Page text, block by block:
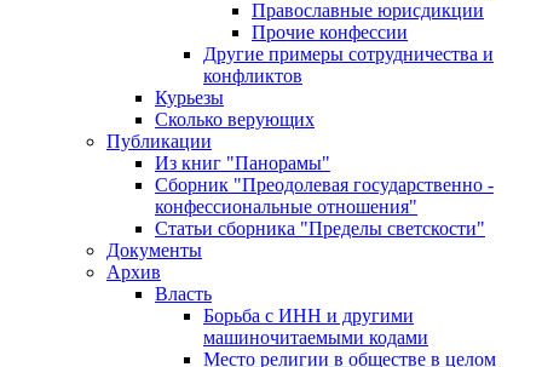
Православные юрисдикции
Прочие конфессии
Другие примеры сотрудничества и
конфликтов
Курьезы
Сколько верующих
Публикации
Из книг "Панорамы"
Сборник "Преодолевая государственно -
конфессиональные отношения"
Статьи сборника "Пределы светскости"
Документы
Архив
Власть
Борьба с ИНН и другими
машиночитаемыми кодами
Место религии в обществе в целом